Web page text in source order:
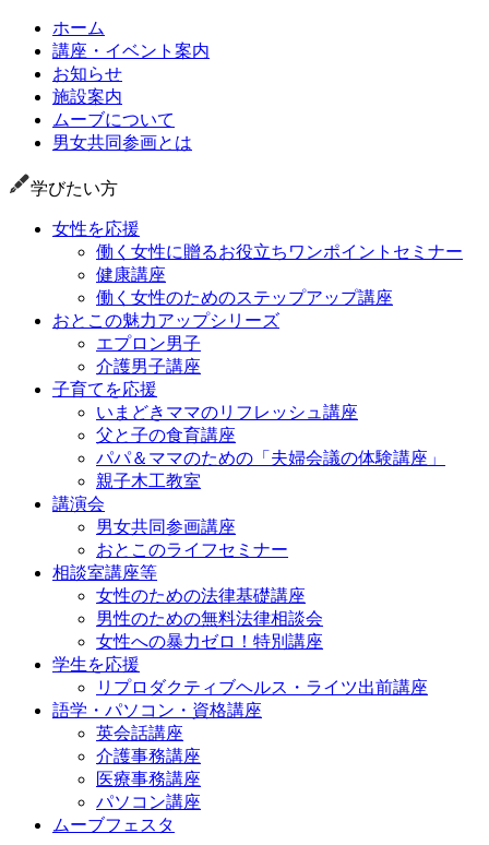
ホーム
講座・イベント案内
お知らせ
施設案内
ムーブについて
男女共同参画とは
学びたい方
女性を応援
働く女性に贈るお役立ちワンポイントセミナー
健康講座
働く女性のためのステップアップ講座
おとこの魅力アップシリーズ
エプロン男子
介護男子講座
子育てを応援
いまどきママのリフレッシュ講座
父と子の食育講座
パパ＆ママのための「夫婦会議の体験講座」
親子木工教室
講演会
男女共同参画講座
おとこのライフセミナー
相談室講座等
女性のための法律基礎講座
男性のための無料法律相談会
女性への暴力ゼロ！特別講座
学生を応援
リプロダクティブヘルス・ライツ出前講座
語学・パソコン・資格講座
英会話講座
介護事務講座
医療事務講座
パソコン講座
ムーブフェスタ